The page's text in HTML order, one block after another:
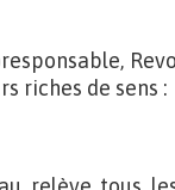
riches de sens :